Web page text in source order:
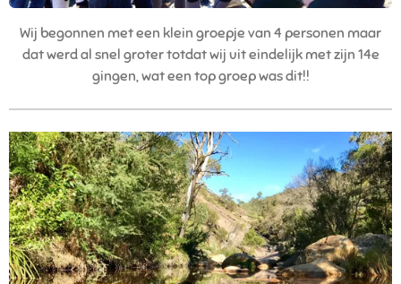
Wij begonnen met een klein groepje van 4 personen maar
dat werd al snel groter totdat wij uit eindelijk met zijn 14e
gingen, wat een top groep was dit!!